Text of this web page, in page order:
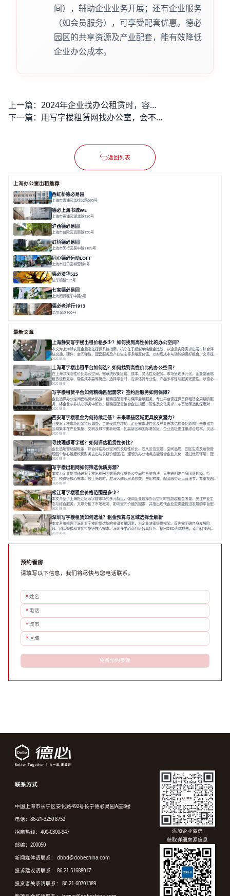
间），辅助企业业务开展；还有企业服务
（如会员服务），可享受配套优惠。德必
园区的共享资源及产业配套，能有效降低
企业办公成本。
上一篇：
2024年企业找办公租赁时，容易碰到的选址成本适配问题有哪些？
下一篇：
用写字楼租赁网找办公室，会不会遇到房源不实或匹配不准的问题？
返回列表
上海办公室出租推荐
西虹桥德必易园
上海市青浦区华徐公路605号
德必上海书城WE
上海市黄浦区湖北路136号
沪西德必易园
上海市普陀区真南路150号
虹桥德必易园
上海市闵行区吴中路1189号
同心德必运动LOFT
上海市虹口区柳营路8号
德必法华525
法华镇路525号
七宝德必易园
上海闵行区华中路6号
德必老洋行1913
哈尔滨路160号
最新文章
上海静安写字楼出租价格多少？如何找到高性价比的办公空间？
本文为上海静安区企业选址提供系统指南。核心在于超越单纯租金比较，从企业实际需求出发，综合评
估交通、硬件、空间弹性、配套服务及产业生态等多维度价值，以实现成本与功能的挺好组合。文章提
出打破固定工位思维，采用精装灵活空间与共享配套以提升性价比，并通过不同规模企业的实际案例加
以说明。之后指出，专业运营服务商提供的稳定环境、社群活动与产业集聚等增值服务，是很大化空间
价值、助力企业成长的关键。对于许多在
2026-08-04
上海写字楼出租平台如何选？如何找到高性价比的办公空间？
在上海寻找高性价比办公空间，需系统权衡区位、成本、灵活性及服务。市场呈现多元化，企业常面临
租赁流程复杂、隐性成本高等挑战。选择平台时，应评估其专业性、产品多样性与服务完整性。以德必
为例，其提供从空间到生态的解决方案，通过特色园区、灵活产品和丰富配套，满足不同企业需求。企
业应明确自身需求，实地考察，选择能支持长期发展、提升竞争力的办公空间。在上海寻找合适的办公
空间，对于企业行政负责人、中小企业主
2026-08-04
写字楼租赁平台如何精确匹配需求？签约后服务如何保障？
企业选择办公空间面临两大挑战：精确匹配需求与保障后续服务。专业平台需提供贯穿租赁全周期的服
务，将企业从非核心事务中解放。精确匹配需结合企业规模、属性及文化需求，从基础筛选到深度对
接；签约后则需构建覆盖硬件运维、共享配套及专业物业的全周期保障体系。德必集团通过标准化服务
与个性化运营结合，以全国布局和产业生态圈为企业提供稳定支持，体现了从信息撮合到深度服务的能
力转变。在为企业寻找办公空间的过程中，
2026-08-04
西安写字楼租金为何持续走低？未来哪些区域更具投资潜力？
西安写字楼市场租金持续调整，主要受供应增加、企业需求理性化及产业需求结构变化影响。未来潜力
区域集中在产业集聚、交利及城市更新地带，如高新区和国际港务区。企业选址更注重综合成本、灵活
性与员工体验，倾向于提供全包式服务的办公空间。专业运营方通过空间优化与社群服务，助力企业成
长，推动市场向多元化、高性价比方向发展。近年来，西安写字楼市场呈现出租金持续调整的态势，这
一现象引发了的广泛关注。作为西部重要
2026-08-04
寻找理想写字楼？如何评估租赁性价比？
企业选址需超越租金，综合评估办公空间的长期性价比。应从区位交通、空间品质、园区生态及运营管
理四个核心维度权衡财务支出与长期价值回报。理想的办公地点应能融合企业文化，通过优质环境、配
套服务及社群资源赋能业务增长，实现成本与价值的平衡。对于许多正在成长或寻求稳定发展的企业而
言，寻找一处合适的办公空间是一项至关重要的决策。这不仅关系到团队的日常工作效率与协作氛围，
更直接影响着企业的品牌形象、运营成本
2026-08-04
写字楼出租网如何筛选优质房源？
本文为企业提供通过写字楼出租网高效筛选优质办公空间的系统方法。首先需明确自身团队规模、特
性、预算等核心需求。线上筛选时，应深入解读房源参数、费用构成、配套服务及运营细节，并重视园
区产业生态与交通区位价值。同时，需考察运营方的品牌背景与持续服务能力。完成线上初选后，必须
进行线下实地验证，核对空间实景、测试设施、感受园区氛围并确认合同条款，从而做出精确决策。在
数字化时代，写字楼出租网已成为企业寻找
2026-08-04
松江写字楼租金价格范围是多少？
本文介绍了上海松江区写字楼市场的多元特点，强调企业选择办公空间时应超越租金考量，关注产业生
态与综合服务。文章分析了市场概况、影响空间价值的因素，并指出现代企业更需能促进发展的平台型
空间。之后，以德必集团为例，说明运营方如何通过构建服务生态助力企业成长，建议企业系统评估需
求与长期价值，选择匹配的发展载体。对于许多寻求在上海松江区设立或扩展办公空间的企业而言，了
解该区域的写字楼市场概况是决策的首先
2026-08-03
深圳写字楼租赁如何选址？租金预算与区域选择全解析
本文系统梳理了深圳写字楼租赁选址的关键考量因素，为企业决策提供框架。首先需明确自身发展阶
段、团队规模和文化特质等核心需求。深圳多中心商务区各具特色：福田CBD高端成熟，南山科技园创
新活力强，前海具政策优势。除传统写字楼外，创意产业园注重生态与社群，适合文创、科技类企业。
款。选址是综合性战略决策，旨在让办公
2026-08-03
预约看房
请填写以下信息，我们将尽快与您电话联系。
*姓名
* 电话
*城市
* 区域
免费预约参观
联系方式
中国上海市长宁区安化路492号长宁德必易园A座8楼
电话：86-21-3250 8752
招商热线：400-0300-947
邮编：200050
新闻媒体请联系： dbbd@dobechina.com
投诉建议请联系： 86-21-51688017
投资者关系请联系： 86-21-60701389
添加企业微信
获取详细房源信息